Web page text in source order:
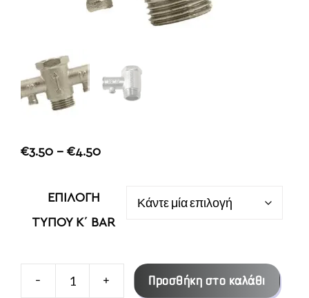
€3.50 – €4.50Price
through
€4.50
ΕΠΙΛΟΓΗ
ΤΥΠΟΥ Κ΄ BAR
-
ΒΑΛΒΙΔΑ
+ Προσθήκη στο καλάθι